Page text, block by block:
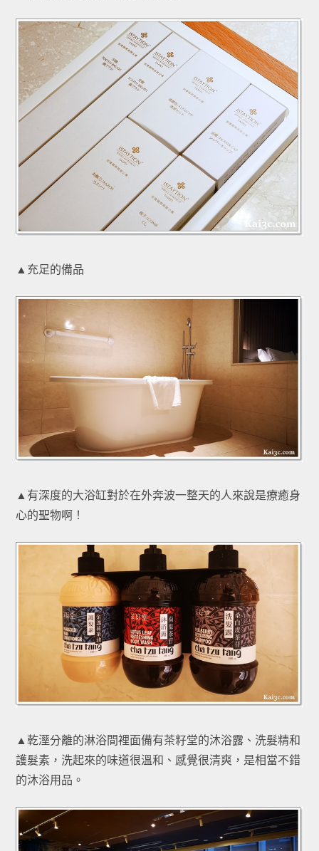
▲充足的備品
▲有深度的大浴缸對於在外奔波一整天的人來說是療癒身
心的聖物啊！
▲乾溼分離的淋浴間裡面備有茶籽堂的沐浴露、洗髮精和
護髮素，洗起來的味道很溫和、感覺很清爽，是相當不錯
的沐浴用品。